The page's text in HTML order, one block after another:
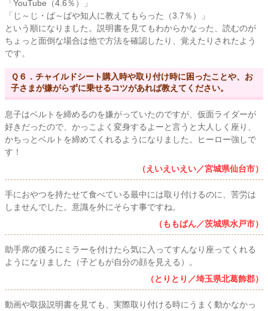
「YouTube（4.6％）」
「じ～じ・ば～ばや知人に教えてもらった（3.7％）」
という順になりました。説明書を見てもわからかなった、読むのが
ちょっと面倒な場合は他で方法を確認したり、覚えたりされたよう
です。
Ｑ６．チャイルドシート購入時や取り付け時に困ったことや、お
子さまが嫌がらずに乗せるコツがあれば教えてください。
息子はベルトを締めるのを嫌がっていたのですが、仮面ライダーが
好きだったので、かっこよく変身するよーと言うと大人しく座り、
かちっとベルトを締めてくれるようになりました。ヒーロー強しで
す！
（えいえいえい／宮城県仙台市）
手におやつを持たせて食べている最中には取り付けるのに、苦労は
しませんでした。意識を外にそらす事ですね。
（ももぱん／茨城県水戸市）
助手席の後ろにミラーを付けたら気に入ってすんなり座ってくれる
ようになりました（子どもが自分の顔を見える）。
（とりとり／埼玉県北葛飾郡）
動画や取扱説明書を見ても、実際取り付ける時にうまく動かなかっ